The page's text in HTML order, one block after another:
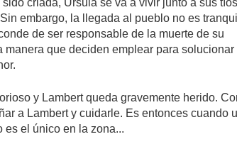
criada, Úrsula se va a vivir junto a sus
embargo, la llegada al pueblo no es
de ser responsable de la muerte de su
que deciden emplear para solucionar
y Lambert queda gravemente herido.
a Lambert y cuidarle. Es entonces cuando
es el único en la zona...